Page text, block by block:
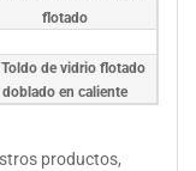
flotado
de vidrio flotado
doblado en caliente
productos,